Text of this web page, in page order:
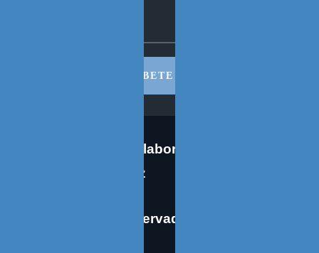
SUSCRIBETE AHORA
Co-edición en colaboración: José
Eugenio Martínez
Derechos reservados © 2026 Oscar